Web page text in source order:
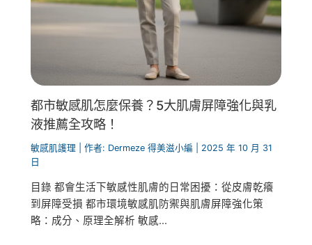
都市敏感肌怎麼保養？5大肌膚屏障強化與乳
液推薦全攻略！
敏感肌護理 | 作者: Dermeze 得美滋小編
2025 年 10 月 31
日
目錄 都會生活下敏感性肌膚的日常困擾：從皮膚乾癢
到屏障受損 都市環境敏感肌防禦與肌膚屏障強化策
略：成分、原理全解析 敏感...